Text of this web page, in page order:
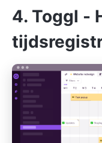
4. Toggl -